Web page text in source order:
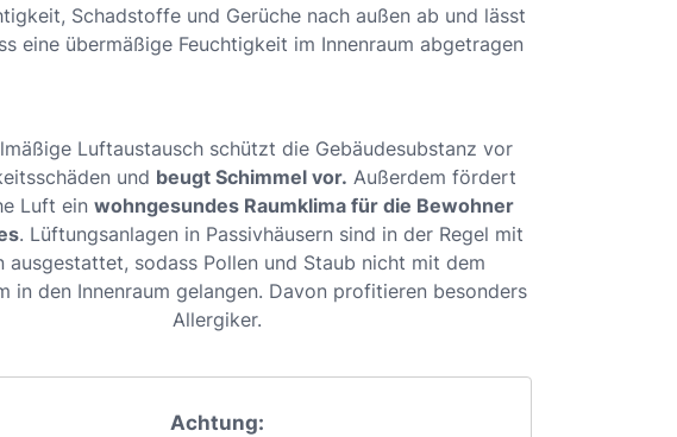
Schadstoffe und Gerüche nach außen ab und lässt
eine übermäßige Feuchtigkeit im Innenraum abgetragen
Luftaustausch schützt die Gebäudesubstanz vor
und beugt Schimmel vor. Außerdem fördert
Luft ein wohngesundes Raumklima für die Bewohner
. Lüftungsanlagen in Passivhäusern sind in der Regel mit
ausgestattet, sodass Pollen und Staub nicht mit dem
in den Innenraum gelangen. Davon profitieren besonders
Allergiker.
Achtung: